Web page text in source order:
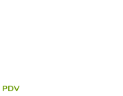
PDV